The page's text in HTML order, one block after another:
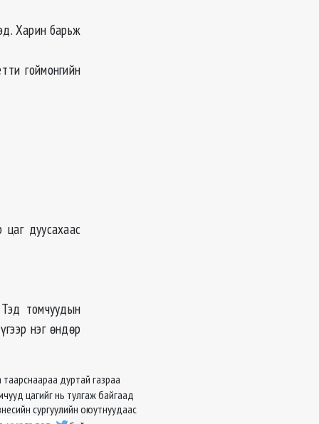
Харин барьж
гоймонгийн
дуусахаас
томчуудын
нэг өндөр
таарснаараа дуртай газраа
цагийг нь тулгаж байгаад
сургуулийн оюутнуудаас